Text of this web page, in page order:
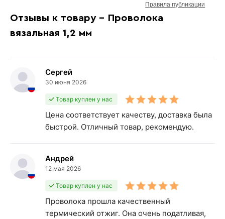
Отзывы к товару - Проволока
вязальная 1,2 мм
Сергей
30 июня 2026
Товар куплен у нас
Цена соответствует качеству, доставка была
быстрой. Отличный товар, рекомендую.
Андрей
12 мая 2026
Товар куплен у нас
Проволока прошла качественный
термический отжиг. Она очень податливая,
Правила публикации